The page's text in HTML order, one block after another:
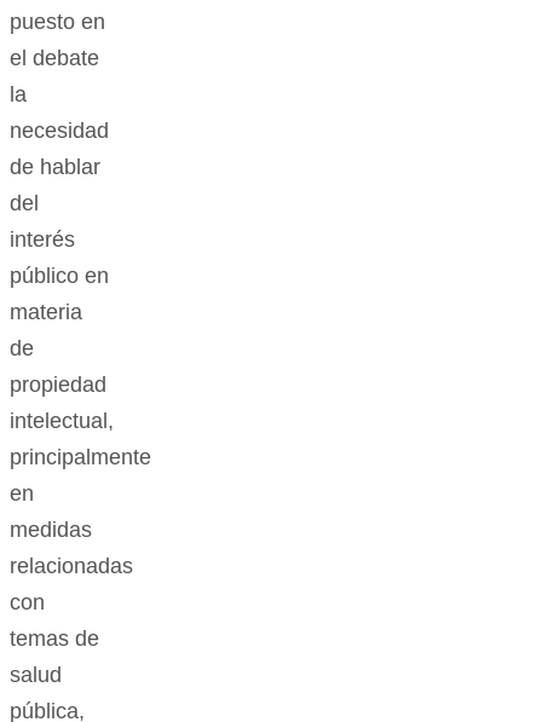
puesto en
el debate
la
necesidad
de hablar
del
interés
público en
materia
de
propiedad
intelectual,
principalmente
en
medidas
relacionadas
con
temas de
salud
pública,